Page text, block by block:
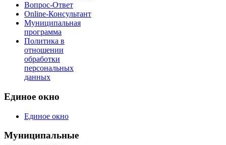
Вопрос-Ответ
Online-Консультант
Муниципальная
программа
Политика в
отношении
обработки
персональных
данных
Единое окно
Единое окно
Муниципальные